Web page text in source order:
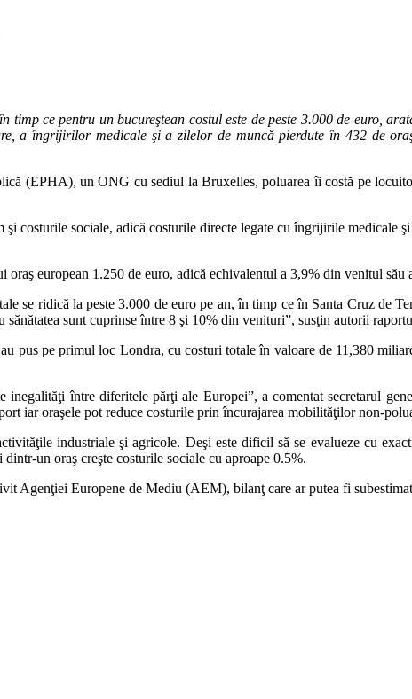
ce pentru un bucureştean costul este de peste 3.000 de euro,
a îngrijirilor medicale şi a zilelor de muncă pierdute în 432 de
(EPHA), un ONG cu sediul la Bruxelles, poluarea îi costă pe
sociale, adică costurile directe legate cu îngrijirile medicale
european 1.250 de euro, adică echivalentul a 3,9% din venitul său
se ridică la peste 3.000 de euro pe an, în timp ce în Santa Cruz de
sunt cuprinse între 8 şi 10% din venituri”, susţin autorii
pus pe primul loc Londra, cu costuri totale în valoare de 11,380
între diferitele părţi ale Europei”, a comentat secretarul
iar oraşele pot reduce costurile prin încurajarea mobilităţilor non-
industriale şi agricole. Deşi este dificil să se evalueze cu
un oraş creşte costurile sociale cu aproape 0.5%.
Agenţiei Europene de Mediu (AEM), bilanţ care ar putea fi